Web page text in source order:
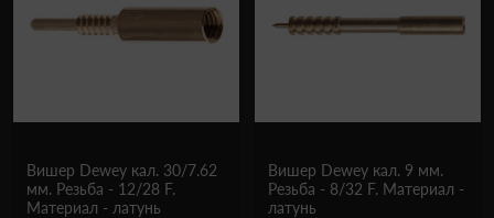
Вишер Dewey кал. 30/7.62
мм. Резьба - 12/28 F.
Материал - латунь
Вишер Dewey кал. 9 мм.
Резьба - 8/32 F. Материал -
латунь